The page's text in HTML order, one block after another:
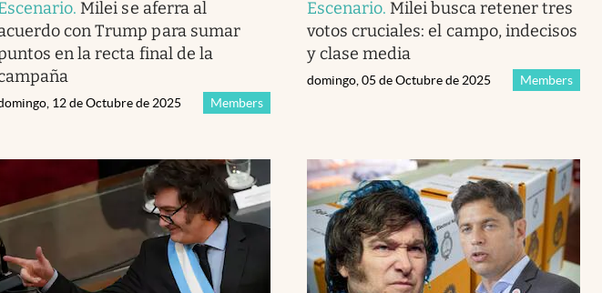
. Milei se aferra al
con Trump para sumar
en la recta final de la
Members
12 de Octubre de 2025
Escenario. Milei busca retener tres
votos cruciales: el campo, indecisos
y clase media
Members
domingo, 05 de Octubre de 2025